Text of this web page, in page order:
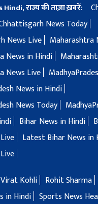
राज्य की ताज़ा ख़बरें:
News Today
News Live
Maharashtra
News in Hindi
News Live
News in Hindi
News Today
Bihar News in Hindi
Latest Bihar News in
Virat Kohli
Rohit Sharma
in Hindi Sports News